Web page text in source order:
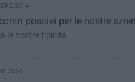
2014
positivi per le nostre
le nostre tipicità
2014